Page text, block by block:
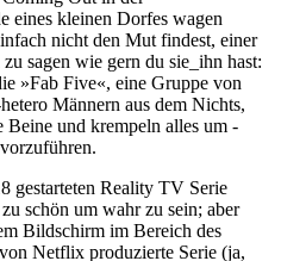
eines kleinen Dorfes wagen
nicht den Mut findest, einer
zu sagen wie gern du sie_ihn hast:
»Fab Five«, eine Gruppe von
Männern aus dem Nichts,
Beine und krempeln alles um -
gestarteten Reality TV Serie
schön um wahr zu sein; aber
Bildschirm im Bereich des
Netflix produzierte Serie (ja,